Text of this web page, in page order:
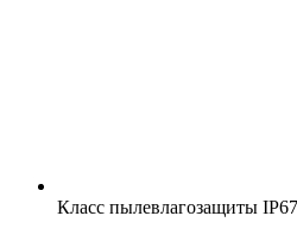
Класс пылевлагозащиты IP67